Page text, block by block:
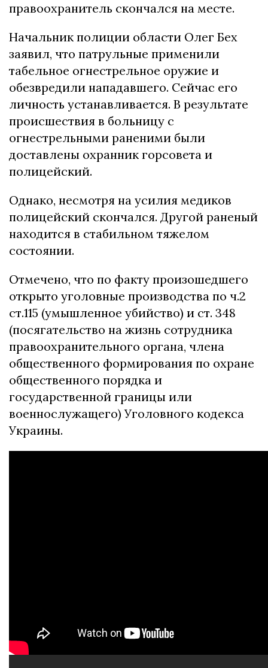
правоохранитель скончался на месте.
Начальник полиции области Олег Бех
заявил, что патрульные применили
табельное огнестрельное оружие и
обезвредили нападавшего. Сейчас его
личность устанавливается. В результате
происшествия в больницу с
огнестрельными раненими были
доставлены охранник горсовета и
полицейский.
Однако, несмотря на усилия медиков
полицейский скончался. Другой раненый
находится в стабильном тяжелом
состоянии.
Отмечено, что по факту произошедшего
открыто уголовные производства по ч.2
ст.115 (умышленное убийство) и ст. 348
(посягательство на жизнь сотрудника
правоохранительного органа, члена
общественного формирования по охране
общественного порядка и
государственной границы или
военнослужащего) Уголовного кодекса
Украины.